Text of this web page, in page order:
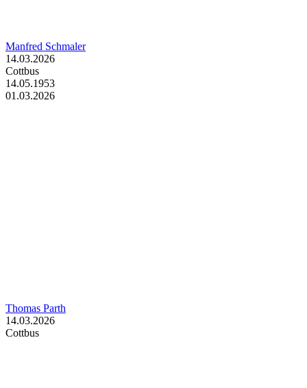
Manfred Schmaler
14.03.2026
Cottbus
14.05.1953
01.03.2026
Thomas Parth
14.03.2026
Cottbus